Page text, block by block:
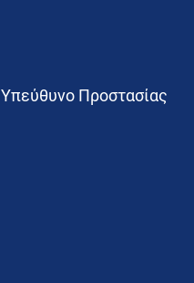
Προστασίας